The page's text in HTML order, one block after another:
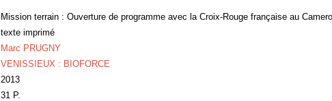
Mission terrain : Ouverture de programme avec la Croix-Rouge française au
texte imprimé
Marc PRUGNY
VENISSIEUX : BIOFORCE
2013
31 P.